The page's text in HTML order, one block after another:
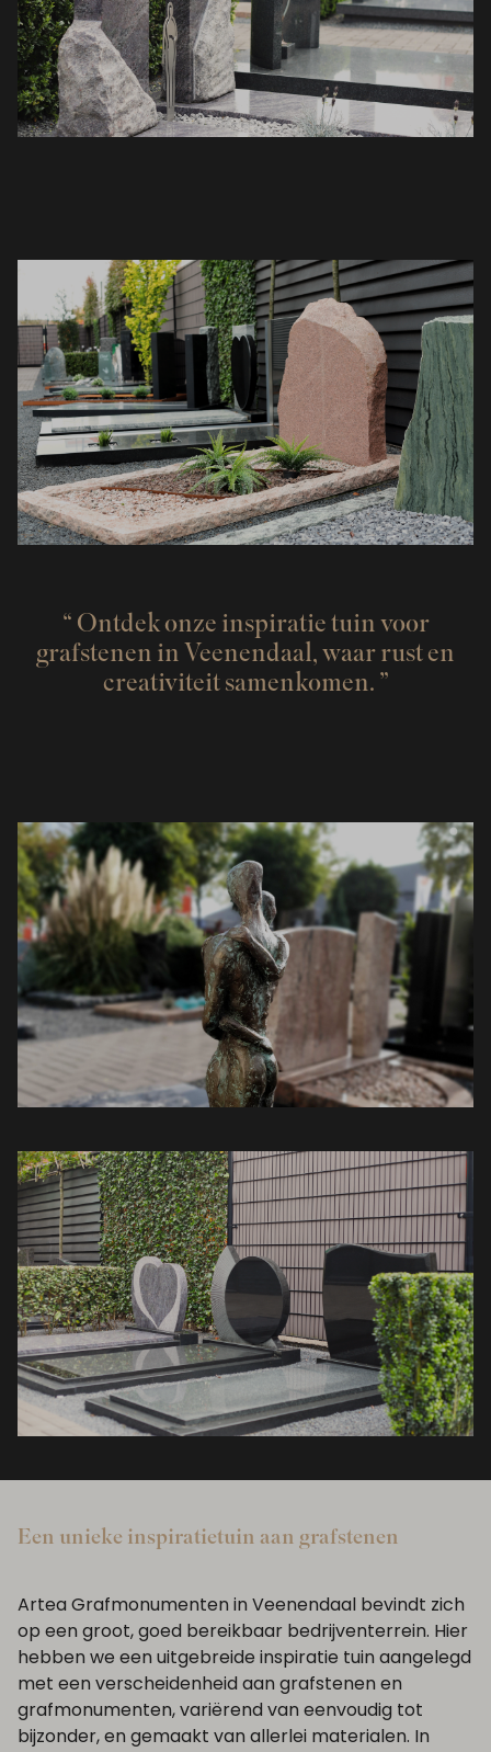
Ontdek onze inspiratie tuin voor
grafstenen in Veenendaal, waar rust en
creativiteit samenkomen.
Een unieke inspiratietuin aan grafstenen
Artea Grafmonumenten in Veenendaal bevindt zich
op een groot, goed bereikbaar bedrijventerrein. Hier
hebben we een uitgebreide inspiratie tuin aangelegd
met een verscheidenheid aan grafstenen en
grafmonumenten, variërend van eenvoudig tot
bijzonder, en gemaakt van allerlei materialen. In